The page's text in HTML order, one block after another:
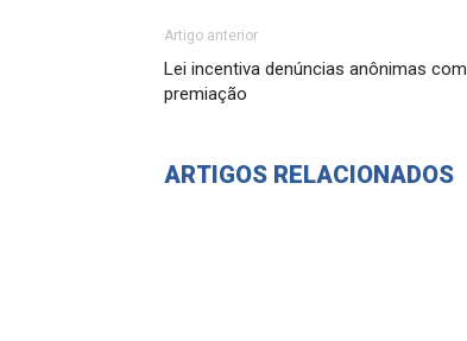
Artigo anterior
Lei incentiva denúncias anônimas com
premiação
ARTIGOS RELACIONADOS